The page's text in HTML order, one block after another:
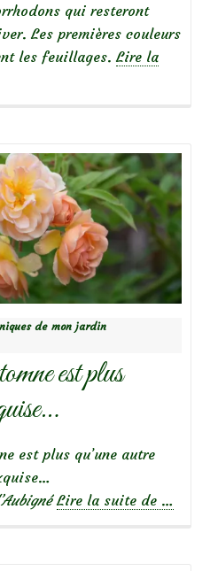
qui resteront
Les premières couleurs
les feuillages. Lire la
de mon jardin
est plus
est plus qu’une autre
Lire la suite de à
…